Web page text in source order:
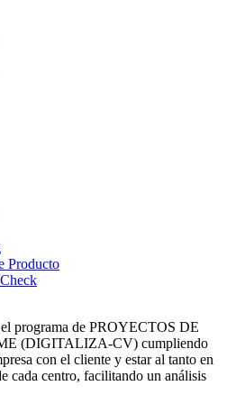
Producto
programa de PROYECTOS DE
(DIGITALIZA-CV) cumpliendo
con el cliente y estar al tanto en
cada centro, facilitando un análisis